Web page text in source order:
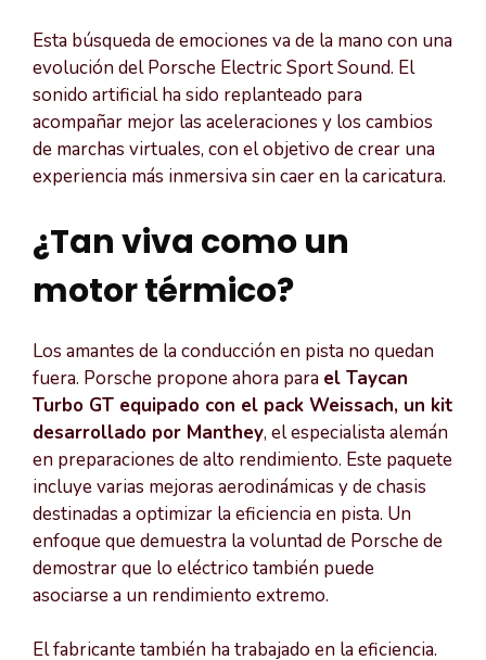
Esta búsqueda de emociones va de la mano con una
evolución del Porsche Electric Sport Sound. El
sonido artificial ha sido replanteado para
acompañar mejor las aceleraciones y los cambios
de marchas virtuales, con el objetivo de crear una
experiencia más inmersiva sin caer en la caricatura.
¿Tan viva como un
motor térmico?
Los amantes de la conducción en pista no quedan
fuera. Porsche propone ahora para el Taycan
Turbo GT equipado con el pack Weissach, un kit
desarrollado por Manthey, el especialista alemán
en preparaciones de alto rendimiento. Este paquete
incluye varias mejoras aerodinámicas y de chasis
destinadas a optimizar la eficiencia en pista. Un
enfoque que demuestra la voluntad de Porsche de
demostrar que lo eléctrico también puede
asociarse a un rendimiento extremo.
El fabricante también ha trabajado en la eficiencia.